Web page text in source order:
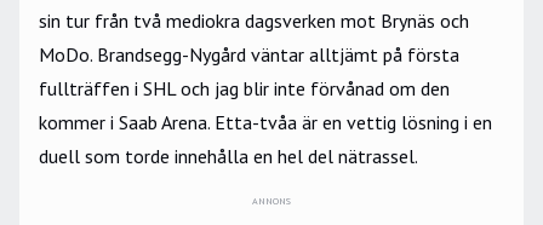
sin tur från två mediokra dagsverken mot Brynäs och
MoDo. Brandsegg-Nygård väntar alltjämt på första
fullträffen i SHL och jag blir inte förvånad om den
kommer i Saab Arena. Etta-tvåa är en vettig lösning i en
duell som torde innehålla en hel del nätrassel.
ANNONS